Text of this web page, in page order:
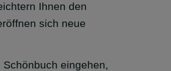
Ihnen den
sich neue
eingehen,